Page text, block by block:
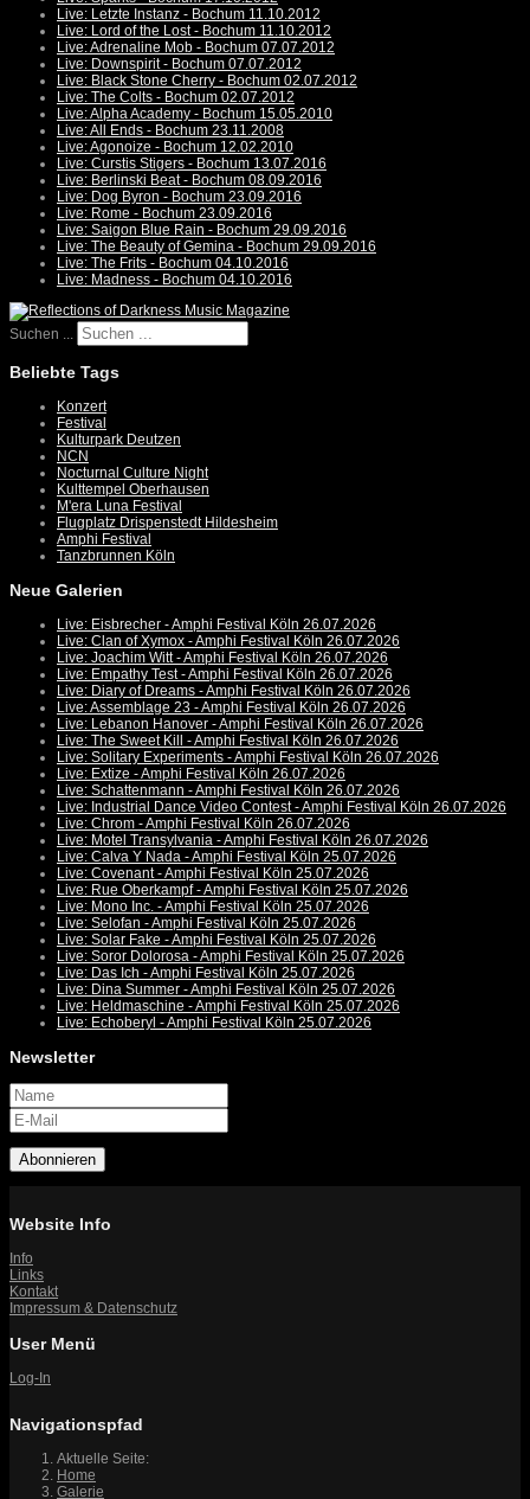
Live: Letzte Instanz - Bochum 11.10.2012
Live: Lord of the Lost - Bochum 11.10.2012
Live: Adrenaline Mob - Bochum 07.07.2012
Live: Downspirit - Bochum 07.07.2012
Live: Black Stone Cherry - Bochum 02.07.2012
Live: The Colts - Bochum 02.07.2012
Live: Alpha Academy - Bochum 15.05.2010
Live: All Ends - Bochum 23.11.2008
Live: Agonoize - Bochum 12.02.2010
Live: Curstis Stigers - Bochum 13.07.2016
Live: Berlinski Beat - Bochum 08.09.2016
Live: Dog Byron - Bochum 23.09.2016
Live: Rome - Bochum 23.09.2016
Live: Saigon Blue Rain - Bochum 29.09.2016
Live: The Beauty of Gemina - Bochum 29.09.2016
Live: The Frits - Bochum 04.10.2016
Live: Madness - Bochum 04.10.2016
Suchen ...
Beliebte Tags
Konzert
Festival
Kulturpark Deutzen
NCN
Nocturnal Culture Night
Kulttempel Oberhausen
M'era Luna Festival
Flugplatz Drispenstedt Hildesheim
Amphi Festival
Tanzbrunnen Köln
Neue Galerien
Live: Eisbrecher - Amphi Festival Köln 26.07.2026
Live: Clan of Xymox - Amphi Festival Köln 26.07.2026
Live: Joachim Witt - Amphi Festival Köln 26.07.2026
Live: Empathy Test - Amphi Festival Köln 26.07.2026
Live: Diary of Dreams - Amphi Festival Köln 26.07.2026
Live: Assemblage 23 - Amphi Festival Köln 26.07.2026
Live: Lebanon Hanover - Amphi Festival Köln 26.07.2026
Live: The Sweet Kill - Amphi Festival Köln 26.07.2026
Live: Solitary Experiments - Amphi Festival Köln 26.07.2026
Live: Extize - Amphi Festival Köln 26.07.2026
Live: Schattenmann - Amphi Festival Köln 26.07.2026
Live: Industrial Dance Video Contest - Amphi Festival Köln 26.07.2026
Live: Chrom - Amphi Festival Köln 26.07.2026
Live: Motel Transylvania - Amphi Festival Köln 26.07.2026
Live: Calva Y Nada - Amphi Festival Köln 25.07.2026
Live: Covenant - Amphi Festival Köln 25.07.2026
Live: Rue Oberkampf - Amphi Festival Köln 25.07.2026
Live: Mono Inc. - Amphi Festival Köln 25.07.2026
Live: Selofan - Amphi Festival Köln 25.07.2026
Live: Solar Fake - Amphi Festival Köln 25.07.2026
Live: Soror Dolorosa - Amphi Festival Köln 25.07.2026
Live: Das Ich - Amphi Festival Köln 25.07.2026
Live: Dina Summer - Amphi Festival Köln 25.07.2026
Live: Heldmaschine - Amphi Festival Köln 25.07.2026
Live: Echoberyl - Amphi Festival Köln 25.07.2026
Newsletter
Abonnieren
Website Info
Info
Links
Kontakt
Impressum & Datenschutz
User Menü
Log-In
Navigationspfad
Aktuelle Seite:
Home
Galerie